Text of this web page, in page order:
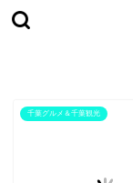
千葉グルメ＆千葉観光